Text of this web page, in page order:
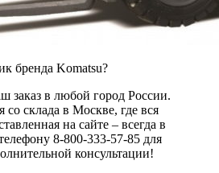
бренда Komatsu?
заказ в любой город России.
со склада в Москве, где вся
на сайте – всегда в
8-800-333-57-85 для
консультации!